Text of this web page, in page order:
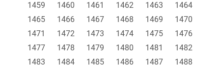
1459
1460 1461 1462 1463
1464
1465
1466 1467 1468 1469
1470
1471
1472 1473 1474 1475
1476
1477
1478 1479 1480 1481
1482
1483
1484 1485 1486 1487
1488